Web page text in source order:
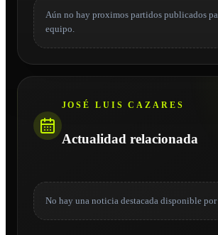
Aún no hay proximos partidos publicados
equipo.
JOSÉ LUIS CAZARES
Actualidad relacionada
No hay una noticia destacada disponible por